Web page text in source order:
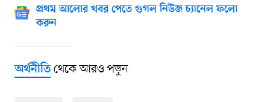
প্রথম আলোর খবর পেতে গুগল নিউজ চ্যানেল ফলো
করুন
অর্থনীতিথেকে আরও পড়ুন